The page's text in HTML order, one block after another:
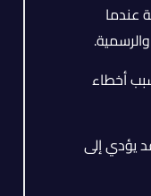
عندما
أخطاء
يؤدي إلى